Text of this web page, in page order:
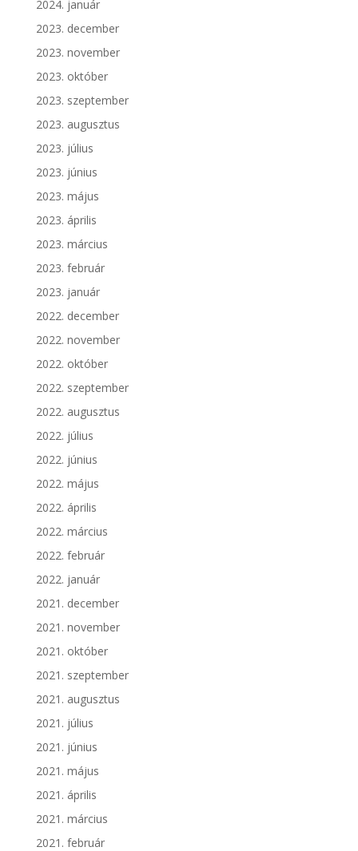
2024. január
2023. december
2023. november
2023. október
2023. szeptember
2023. augusztus
2023. július
2023. június
2023. május
2023. április
2023. március
2023. február
2023. január
2022. december
2022. november
2022. október
2022. szeptember
2022. augusztus
2022. július
2022. június
2022. május
2022. április
2022. március
2022. február
2022. január
2021. december
2021. november
2021. október
2021. szeptember
2021. augusztus
2021. július
2021. június
2021. május
2021. április
2021. március
2021. február